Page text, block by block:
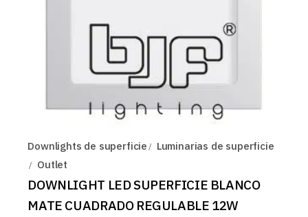
Downlights de superficie
Luminarias de superficie
Outlet
DOWNLIGHT LED SUPERFICIE BLANCO
MATE CUADRADO REGULABLE 12W